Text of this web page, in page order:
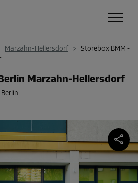
Marzahn-Hellersdorf > Storebox BMM -
Marzahn-Hellersdorf